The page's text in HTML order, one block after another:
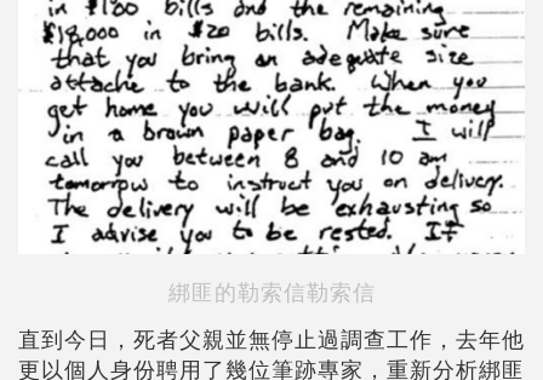
綁匪的勒索信勒索信
直到今日，死者父親並無停止過調查工作，去年他
更以個人身份聘用了幾位筆跡專家，重新分析綁匪